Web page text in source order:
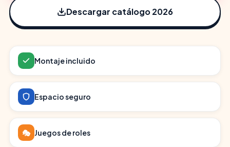
Descargar catálogo 2026
Montaje incluido
Espacio seguro
🎭 Juegos de roles